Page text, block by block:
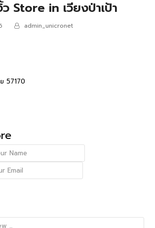
Store in เวียงป่าเป้า
admin_unicronet
57170
Stars
Stars